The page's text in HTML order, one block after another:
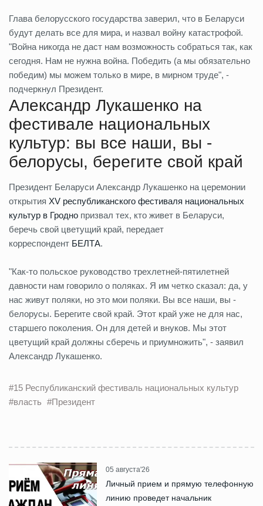
Глава белорусского государства заверил, что в Беларуси
будут делать все для мира, и назвал войну катастрофой.
"Война никогда не даст нам возможность собраться так, как
сегодня. Нам не нужна война. Победить (а мы обязательно
победим) мы можем только в мире, в мирном труде", -
подчеркнул Президент.
Александр Лукашенко на
фестивале национальных
культур: вы все наши, вы -
белорусы, берегите свой край
Президент Беларуси Александр Лукашенко на церемонии
открытия XV республиканского фестиваля национальных
культур в Гродно призвал тех, кто живет в Беларуси,
беречь свой цветущий край, передает
корреспондент БЕЛТА.
"Как-то польское руководство трехлетней-пятилетней
давности нам говорило о поляках. Я им четко сказал: да, у
нас живут поляки, но это мои поляки. Вы все наши, вы -
белорусы. Берегите свой край. Этот край уже не для нас,
старшего поколения. Он для детей и внуков. Мы этот
цветущий край должны сберечь и приумножить", - заявил
Александр Лукашенко.
#15 Республиканский фестиваль национальных культур
#власть #Президент
05 августа'26
Личный прием и прямую телефонную
линию проведет начальник